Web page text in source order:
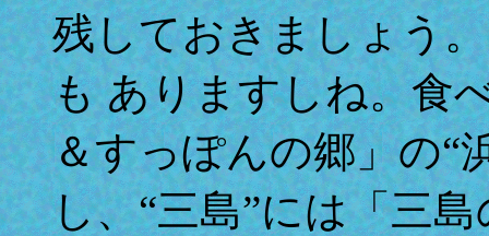
残しておきましょう
も ありますしね。食
＆すっぽんの郷」の“
し、“三島”には「三